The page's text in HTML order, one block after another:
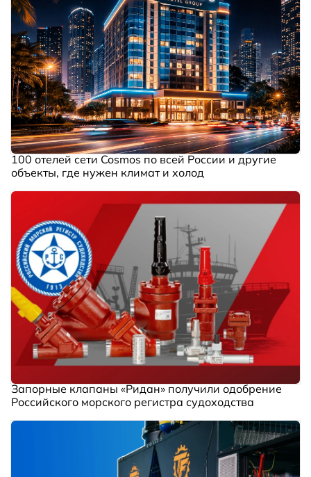
100 отелей сети Cosmos по всей России и другие
объекты, где нужен климат и холод
Запорные клапаны «Ридан» получили одобрение
Российского морского регистра судоходства